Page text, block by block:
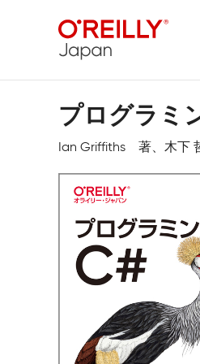
プログラミ
Ian Griffiths 著、木下